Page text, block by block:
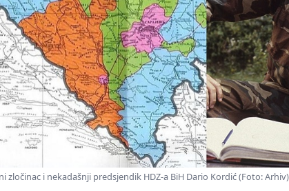
zločinac i nekadašnji predsjendik HDZ-a BiH Dario Kordić (Foto: Arhiv)